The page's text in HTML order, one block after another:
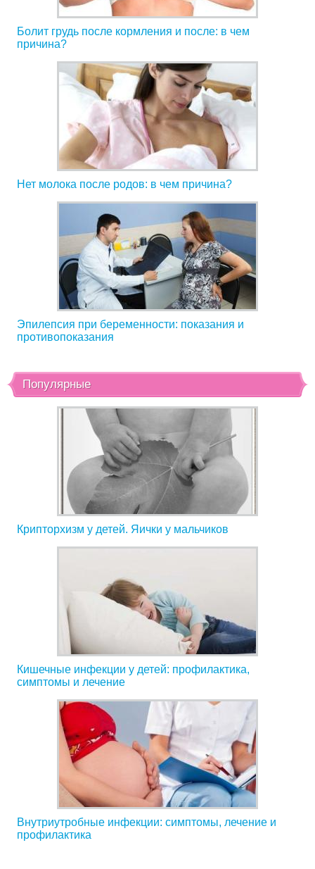
Болит грудь после кормления и после: в чем
причина?
Нет молока после родов: в чем причина?
Эпилепсия при беременности: показания и
противопоказания
Популярные
Крипторхизм у детей. Яички у мальчиков
Кишечные инфекции у детей: профилактика,
симптомы и лечение
Внутриутробные инфекции: симптомы, лечение и
профилактика